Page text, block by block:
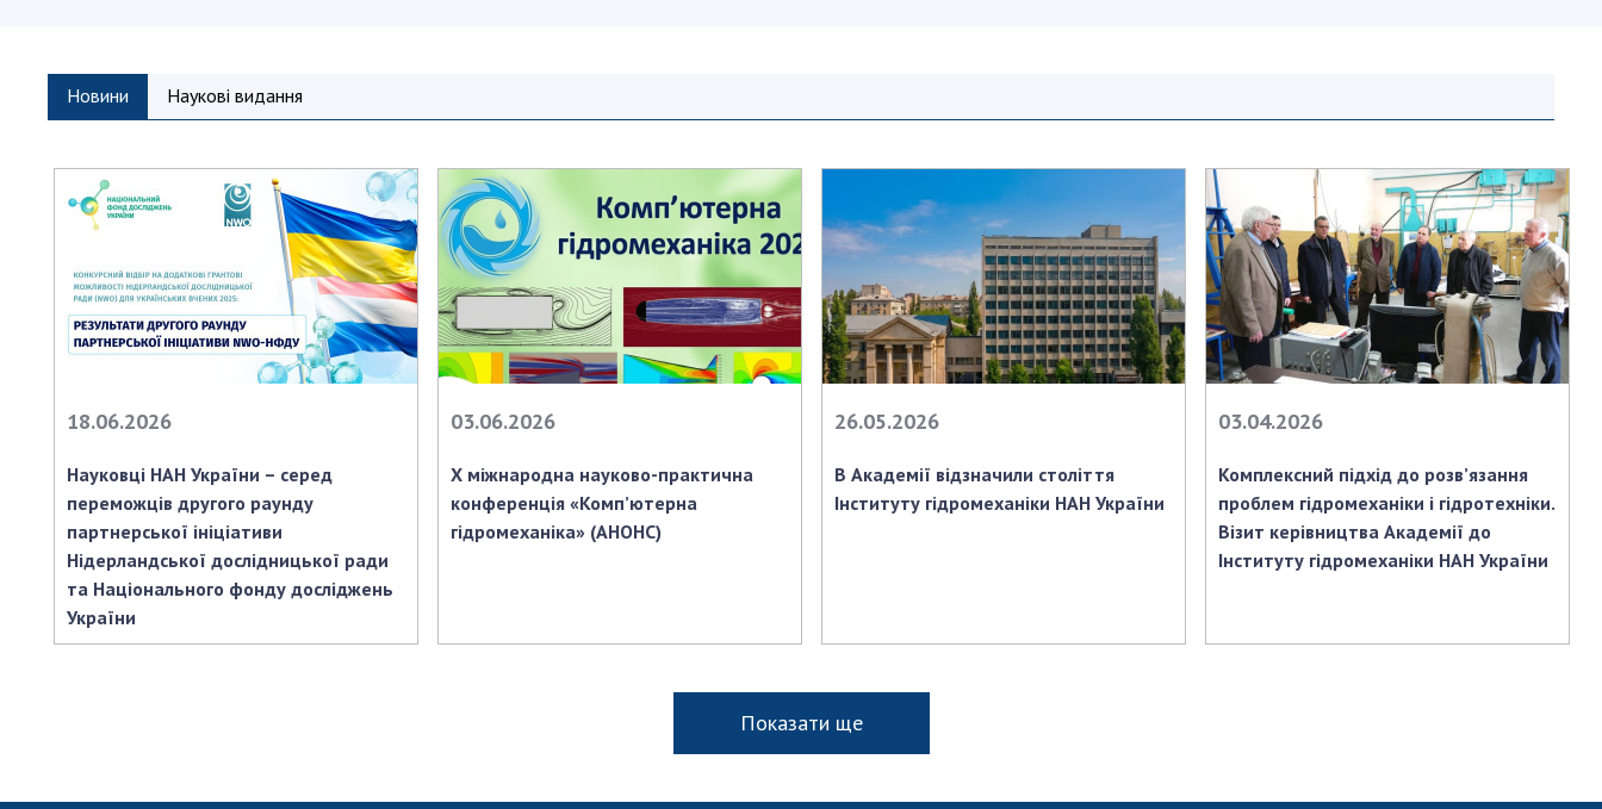
КАБІНЕТ
Новини Наукові видання
18.06.2026
Науковці НАН України – серед
переможців другого раунду
партнерської ініціативи
Нідерландської дослідницької ради
та Національного фонду досліджень
України
03.06.2026
X міжнародна науково-практична
конференція «Комп’ютерна
гідромеханіка» (АНОНС)
26.05.2026
В Академії відзначили століття
Інституту гідромеханіки НАН України
03.04.2026
Комплексний підхід до розв’язання
проблем гідромеханіки і гідротехніки.
Візит керівництва Академії до
Інституту гідромеханіки НАН України
Показати ще